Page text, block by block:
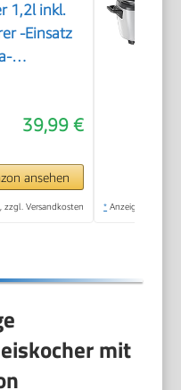
1,2l inkl.
-Einsatz
&
27080-56
39,99 €
ansehen
zzgl. Versandkosten * Anzeige
mit